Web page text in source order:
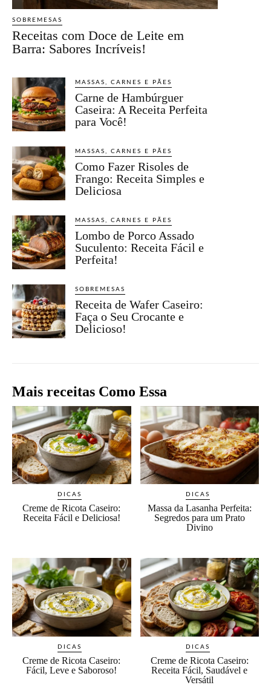
SOBREMESAS
Receitas com Doce de Leite em
Barra: Sabores Incríveis!
MASSAS, CARNES E PÃES
Carne de Hambúrguer
Caseira: A Receita Perfeita
para Você!
MASSAS, CARNES E PÃES
Como Fazer Risoles de
Frango: Receita Simples e
Deliciosa
MASSAS, CARNES E PÃES
Lombo de Porco Assado
Suculento: Receita Fácil e
Perfeita!
SOBREMESAS
Receita de Wafer Caseiro:
Faça o Seu Crocante e
Delicioso!
Mais receitas Como Essa
DICAS
Creme de Ricota Caseiro:
Receita Fácil e Deliciosa!
DICAS
Massa da Lasanha Perfeita:
Segredos para um Prato
Divino
DICAS
Creme de Ricota Caseiro:
Fácil, Leve e Saboroso!
DICAS
Creme de Ricota Caseiro:
Receita Fácil, Saudável e
Versátil